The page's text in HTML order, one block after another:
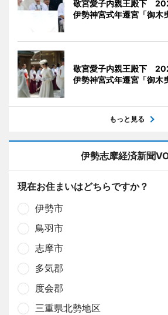
敬宮愛子内親王殿下
伊勢神宮式年遷宮「御木
敬宮愛子内親王殿下
伊勢神宮式年遷宮「御木
もっと見る
伊勢志摩経済新聞
現在お住まいはどちらですか？
伊勢市
鳥羽市
志摩市
多気郡
度会郡
三重県北勢地区